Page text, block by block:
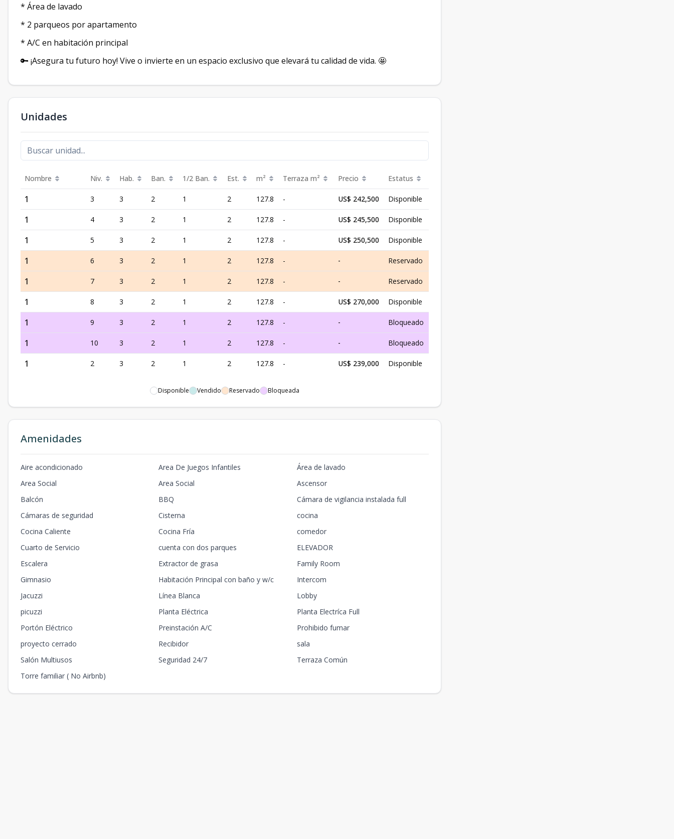
* Área de lavado
* 2 parqueos por apartamento
* A/C en habitación principal
🔑 ¡Asegura tu futuro hoy! Vive o invierte en un espacio exclusivo que elevará tu calidad de vida. 🤩
Unidades
Nombre Niv. Hab. Ban. 1/2 Ban. Est. m² Terraza m² Precio Estatus
1 3 3 2 1 2 127.8 - US$ 242,500 Disponible
1 4 3 2 1 2 127.8 - US$ 245,500 Disponible
1 5 3 2 1 2 127.8 - US$ 250,500 Disponible
1 6 3 2 1 2 127.8 - - Reservado
1 7 3 2 1 2 127.8 - - Reservado
1 8 3 2 1 2 127.8 - US$ 270,000 Disponible
1 9 3 2 1 2 127.8 - - Bloqueado
1 10 3 2 1 2 127.8 - - Bloqueado
1 2 3 2 1 2 127.8 - US$ 239,000 Disponible
Disponible Vendido Reservado Bloqueada
Amenidades
Aire acondicionado Area De Juegos Infantiles
Área de lavado
Area Social
Area Social
Ascensor
Balcón
BBQ
Cámara de vigilancia instalada full
Cámaras de seguridad
Cisterna
cocina
Cocina Caliente
Cocina Fría
comedor
Cuarto de Servicio
cuenta con dos parques
ELEVADOR
Escalera
Extractor de grasa
Family Room
Gimnasio
Habitación Principal con baño y w/c
Intercom
Jacuzzi
Línea Blanca
Lobby
picuzzi
Planta Eléctrica
Planta Electríca Full
Portón Eléctrico
Preinstación A/C
Prohibido fumar
proyecto cerrado
Recibidor
sala
Salón Multiusos
Seguridad 24/7
Terraza Común
Torre familiar ( No Airbnb)